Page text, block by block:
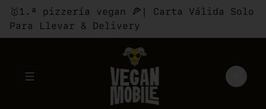
🥇1.ª pizzería vegan 🍕| Carta Válida Solo
Para Llevar & Delivery
Abrir menu de navegación Login